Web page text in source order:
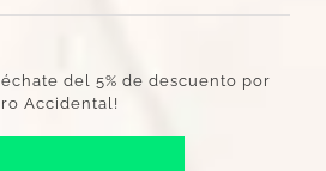
del 5% de descuento por
Accidental!